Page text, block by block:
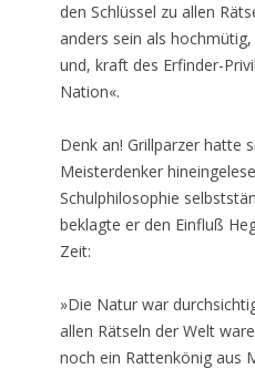
den Schlüssel zu allen
anders sein als
und, kraft des Erfinder-
Nation«.
Denk an! Grillparzer hatte
Meisterdenker
Schulphilosophie
beklagte er den Einfluß
Zeit:
»Die Natur war
allen Rätseln der Welt
noch ein Rattenkönig aus